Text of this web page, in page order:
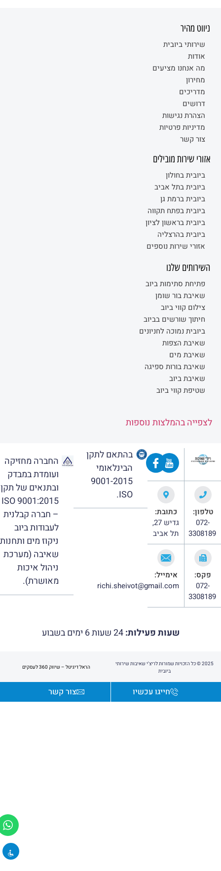
ניווט מהיר
שירותי ביובית
אודות
מה אנחנו מציעים
מחירון
מדריכים
דרושים
הצהרת נגישות
מדיניות פרטיות
צור קשר
אזורי שירות מובילים
ביובית בחולון
ביובית בתל אביב
ביובית ברמת גן
ביובית בפתח תקווה
ביובית בראשון לציון
ביובית בהרצליה
אזורי שירות נוספים
השירותים שלנו
פתיחת סתימות ביוב
שאיבת בור שומן
צילום קווי ביוב
חיתוך שורשים בביוב
ביובית נמוכה לחניונים
שאיבת הצפות
שאיבת מים
שאיבת בורות ספיגה
שאיבת ביוב
שטיפת קווי ביוב
לצפייה בהמלצות נוספות
טלפון:
072-
3308189
כתובת:
גדיש 27,
תל אביב
פקס:
072-
3308189
אימייל:
richi.sheivot@gmail.com
בהתאם לתקן
הבינלאומי
9001-2015
ISO.
החברה מחזיקה
ועומדת במבדק
ובתנאים של תקן
ISO 9001:2015
– חברה קבלנית
לעבודות ביוב
ניקוז מים ותחנות
שאיבה (מערכת
ניהול איכות
מאושרת).
שעות פעילות:24 שעות 6 ימים בשבוע
2025 © כל הזכויות שמורות לריצ'י שאיבות שירותי
ביובית
הראל דיגיטל – שיווק 360 לעסקים
חייגו עכשיו צור קשר